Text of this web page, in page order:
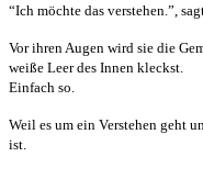
“Ich möchte das verstehen.”,
Vor ihren Augen wird sie die
weiße Leer des Innen kleckst.
Einfach so.
Weil es um ein Verstehen geht
ist.